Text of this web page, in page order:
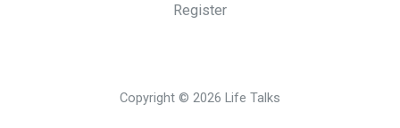
Register
Copyright © 2026 Life Talks